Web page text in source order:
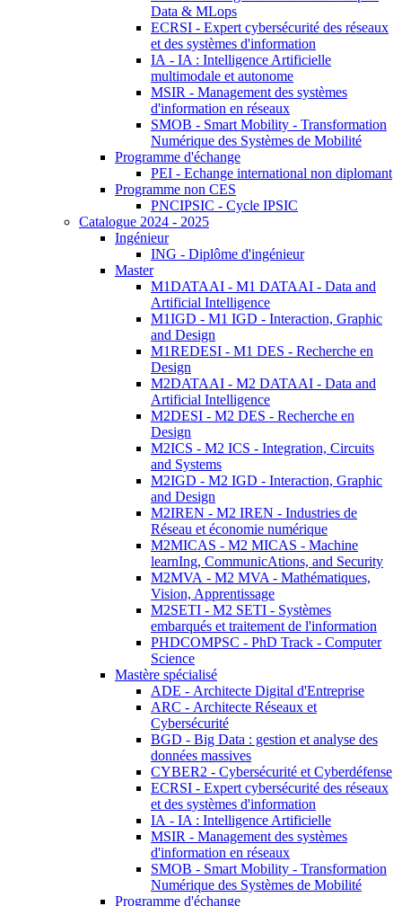
Data & MLops
ECRSI - Expert cybersécurité des réseaux
et des systèmes d'information
IA - IA : Intelligence Artificielle
multimodale et autonome
MSIR - Management des systèmes
d'information en réseaux
SMOB - Smart Mobility - Transformation
Numérique des Systèmes de Mobilité
Programme d'échange
PEI - Echange international non diplomant
Programme non CES
PNCIPSIC - Cycle IPSIC
Catalogue 2024 - 2025
Ingénieur
ING - Diplôme d'ingénieur
Master
M1DATAAI - M1 DATAAI - Data and
Artificial Intelligence
M1IGD - M1 IGD - Interaction, Graphic
and Design
M1REDESI - M1 DES - Recherche en
Design
M2DATAAI - M2 DATAAI - Data and
Artificial Intelligence
M2DESI - M2 DES - Recherche en
Design
M2ICS - M2 ICS - Integration, Circuits
and Systems
M2IGD - M2 IGD - Interaction, Graphic
and Design
M2IREN - M2 IREN - Industries de
Réseau et économie numérique
M2MICAS - M2 MICAS - Machine
learnIng, CommunicAtions, and Security
M2MVA - M2 MVA - Mathématiques,
Vision, Apprentissage
M2SETI - M2 SETI - Systèmes
embarqués et traitement de l'information
PHDCOMPSC - PhD Track - Computer
Science
Mastère spécialisé
ADE - Architecte Digital d'Entreprise
ARC - Architecte Réseaux et
Cybersécurité
BGD - Big Data : gestion et analyse des
données massives
CYBER2 - Cybersécurité et Cyberdéfense
ECRSI - Expert cybersécurité des réseaux
et des systèmes d'information
IA - IA : Intelligence Artificielle
MSIR - Management des systèmes
d'information en réseaux
SMOB - Smart Mobility - Transformation
Numérique des Systèmes de Mobilité
Programme d'échange